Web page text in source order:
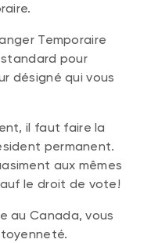
Temporaire
standard pour
désigné qui vous
il faut faire la
permanent.
aux mêmes
le droit de vote!
au Canada, vous